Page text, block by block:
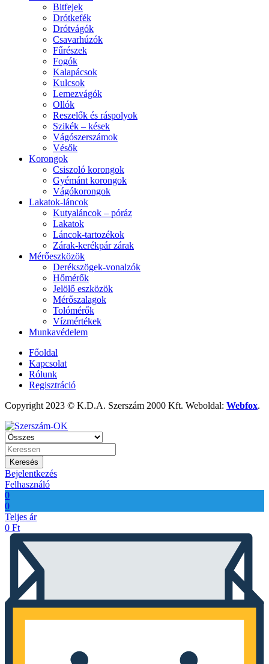
Bitfejek
Drótkefék
Drótvágók
Csavarhúzók
Fűrészek
Fogók
Kalapácsok
Kulcsok
Lemezvágók
Ollók
Reszelők és ráspolyok
Szikék – kések
Vágószerszámok
Vésők
Korongok
Csiszoló korongok
Gyémánt korongok
Vágókorongok
Lakatok-láncok
Kutyaláncok – póráz
Lakatok
Láncok-tartozékok
Zárak-kerékpár zárak
Mérőeszközök
Derékszögek-vonalzók
Hőmérők
Jelölő eszközök
Mérőszalagok
Tolómérők
Vízmértékek
Munkavédelem
Főoldal
Kapcsolat
Rólunk
Regisztráció
Copyright 2023 © K.D.A. Szerszám 2000 Kft. Weboldal: Webfox.
Keresés
Bejelentkezés
Felhasználó
0
0
Teljes ár
0 Ft